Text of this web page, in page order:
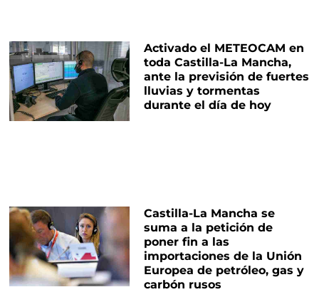
Activado el METEOCAM en
toda Castilla-La Mancha,
ante la previsión de fuertes
lluvias y tormentas
durante el día de hoy
Castilla-La Mancha se
suma a la petición de
poner fin a las
importaciones de la Unión
Europea de petróleo, gas y
carbón rusos